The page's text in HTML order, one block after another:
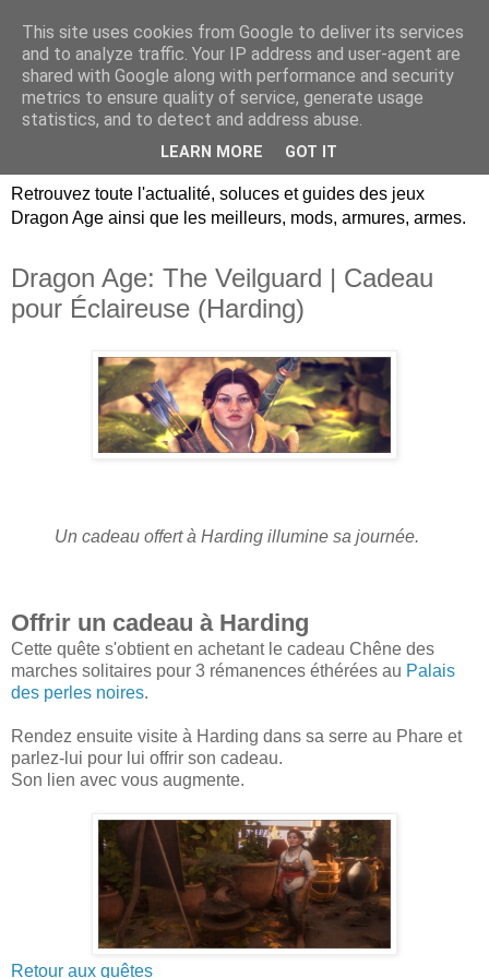
Dragon Age Univers :
Guides, soluces, infos sur
les jeux Dragon Age.
Retrouvez toute l'actualité, soluces et guides des jeux
Dragon Age ainsi que les meilleurs, mods, armures, armes.
Dragon Age: The Veilguard | Cadeau
pour Éclaireuse (Harding)
Un cadeau offert à Harding illumine sa journée.
Offrir un cadeau à Harding
Cette quête s'obtient en achetant le cadeau Chêne des
marches solitaires pour 3 rémanences éthérées au Palais
des perles noires.
Rendez ensuite visite à Harding dans sa serre au Phare et
parlez-lui pour lui offrir son cadeau.
Son lien avec vous augmente.
Retour aux quêtes
This site uses cookies from Google to deliver its services
and to analyze traffic. Your IP address and user-agent are
shared with Google along with performance and security
metrics to ensure quality of service, generate usage
statistics, and to detect and address abuse.
LEARN MORE GOT IT